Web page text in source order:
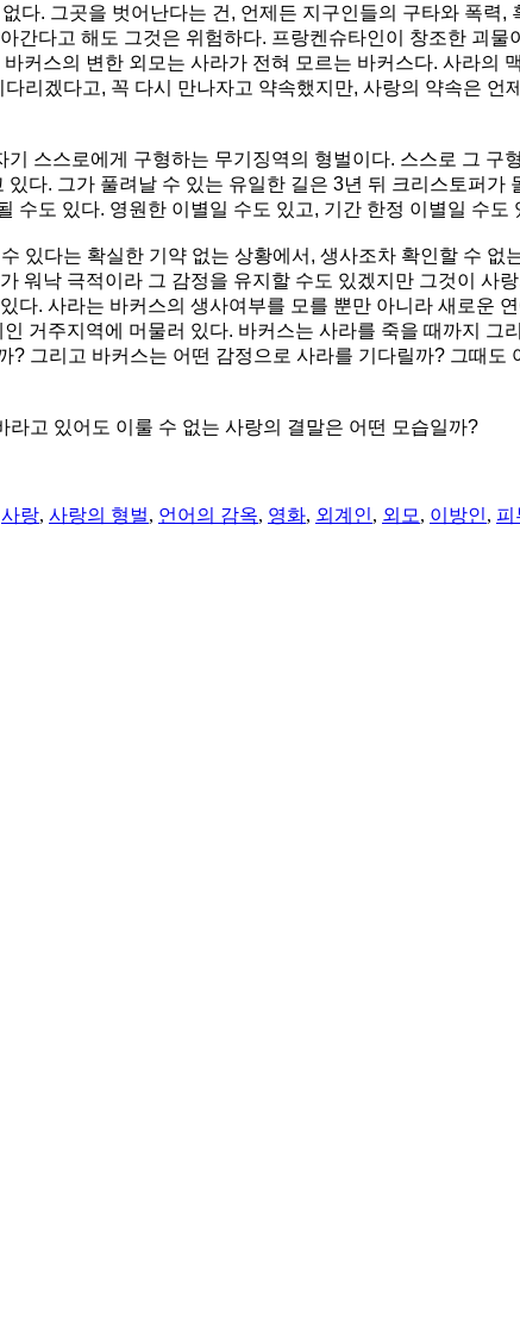
다. 그곳을 벗어난다는 건, 언제든 지구인들의 구타와 폭력
간다고 해도 그것은 위험하다. 프랑켄슈타인이 창조한 괴
커스의 변한 외모는 사라가 전혀 모르는 바커스다. 사라의
리겠다고, 꼭 다시 만나자고 약속했지만, 사랑의 약속은 언
기 스스로에게 구형하는 무기징역의 형벌이다. 스스로 그
다. 그가 풀려날 수 있는 유일한 길은 3년 뒤 크리스토퍼가
수도 있다. 영원한 이별일 수도 있고, 기간 한정 이별일 수도
있다는 확실한 기약 없는 상황에서, 생사조차 확인할 수
워낙 극적이라 그 감정을 유지할 수도 있겠지만 그것이 사
. 사라는 바커스의 생사여부를 모를 뿐만 아니라 새로운
거주지역에 머물러 있다. 바커스는 사라를 죽을 때까지 그
그리고 바커스는 어떤 감정으로 사라를 기다릴까? 그때도
고 있어도 이룰 수 없는 사랑의 결말은 어떤 모습일까?
사랑, 사랑의 형벌, 언어의 감옥, 영화, 외계인, 외모, 이방인, 피